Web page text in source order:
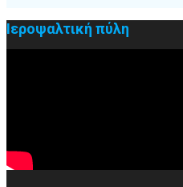
Ιεροψαλτική πύλη